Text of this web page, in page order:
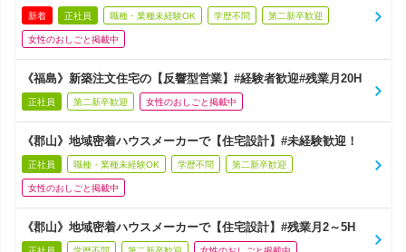
新着 正社員 職種・業種未経験OK 学歴不問 第二新卒歓迎
女性のおしごと掲載中
《福島》新築注文住宅の【反響型営業】#経験者歓迎#残業月20H
正社員 第二新卒歓迎 女性のおしごと掲載中
《郡山》地域密着ハウスメーカーで【住宅設計】#未経験歓迎！
正社員 職種・業種未経験OK 学歴不問 第二新卒歓迎
女性のおしごと掲載中
《郡山》地域密着ハウスメーカーで【住宅設計】#残業月2～5H